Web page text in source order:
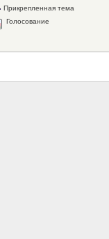
Прикрепленная тема
Голосование